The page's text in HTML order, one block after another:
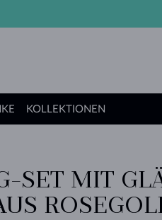
GELBGOLD
ROSÉGOLD
TANSANITE
TOPASE
TURMALINE
MOLDAVITE
SAPHIRE
SMARAGDE
KOLLEKTIONEN
SET MIT